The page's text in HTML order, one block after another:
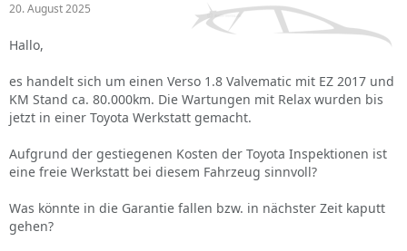
20. August 2025
Hallo,
es handelt sich um einen Verso 1.8 Valvematic mit EZ 2017 und
KM Stand ca. 80.000km. Die Wartungen mit Relax wurden bis
jetzt in einer Toyota Werkstatt gemacht.
Aufgrund der gestiegenen Kosten der Toyota Inspektionen ist
eine freie Werkstatt bei diesem Fahrzeug sinnvoll?
Was könnte in die Garantie fallen bzw. in nächster Zeit kaputt
gehen?